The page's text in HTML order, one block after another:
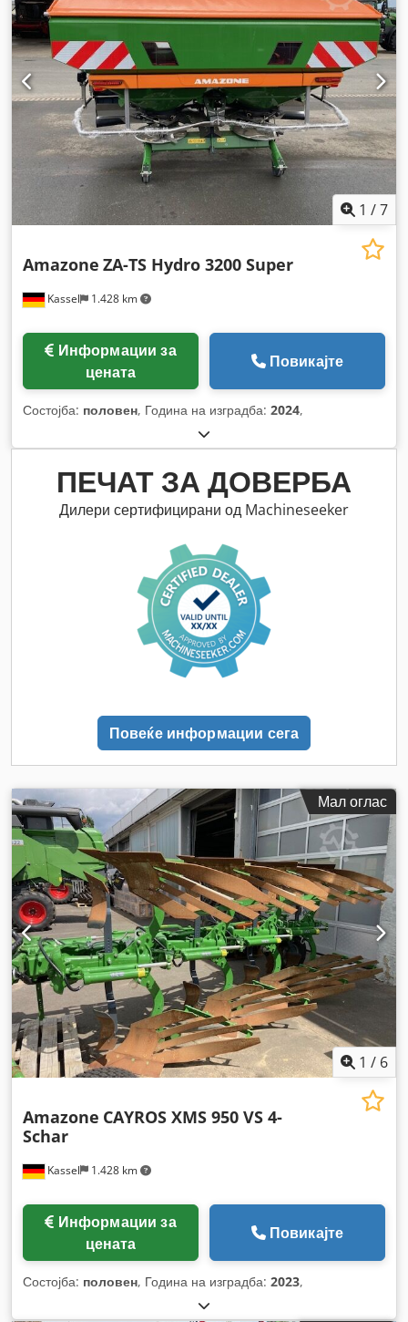
1 /7
Kassel 1.428 km
Amazone ZA-TS Hydro 3200 Super
цената
Повикајте
Состојба: половен, Година на изградба: 2024,
ПЕЧАТ ЗА ДОВЕРБА
Дилери сертифицирани од Machineseeker
Повеќе информации сега
Мал оглас
1 / 6
Kassel 1.428 km
Amazone CAYROS XMS 950 VS 4-
Schar
цената
Повикајте
Состојба: половен, Година на изградба: 2023,